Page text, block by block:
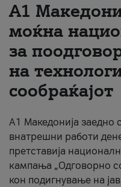
#ПодобарОнлајн
A1
моќна
за
на
сообраќајот
A1 Македонија заедно
внатрешни работи
претставија
кампања „Одговорно
кон подигнување на